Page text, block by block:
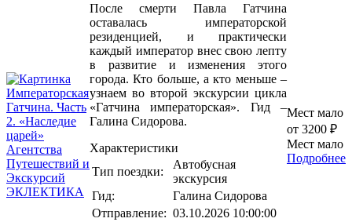
После смерти Павла Гатчина
оставалась императорской
резиденцией, и практически
каждый император внес свою лепту
в развитие и изменения этого
города. Кто больше, а кто меньше –
узнаем во второй экскурсии цикла
«Гатчина императорская». Гид –
Галина Сидорова.
Характеристики
Тип поездки:
Автобусная
экскурсия
Гид:
Галина Сидорова
Отправление: 03.10.2026 10:00:00
Мест мало
от 3200 ₽
Мест мало
Подробнее